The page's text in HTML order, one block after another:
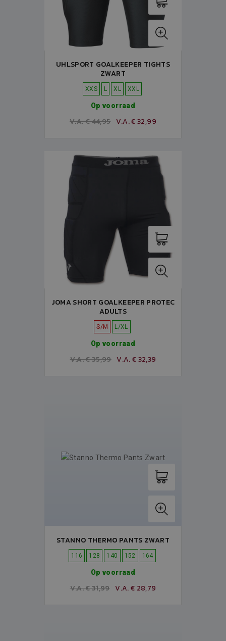
UHLSPORT GOALKEEPER TIGHTS
ZWART
XXS L XL XXL
Op voorraad
V.A. € 44,95 V.A. € 32,99
JOMA SHORT GOALKEEPER PROTEC
ADULTS
S/M L/XL
Op voorraad
V.A. € 35,99 V.A. € 32,39
STANNO THERMO PANTS ZWART
116 128 140 152 164
Op voorraad
V.A. € 31,99 V.A. € 28,79